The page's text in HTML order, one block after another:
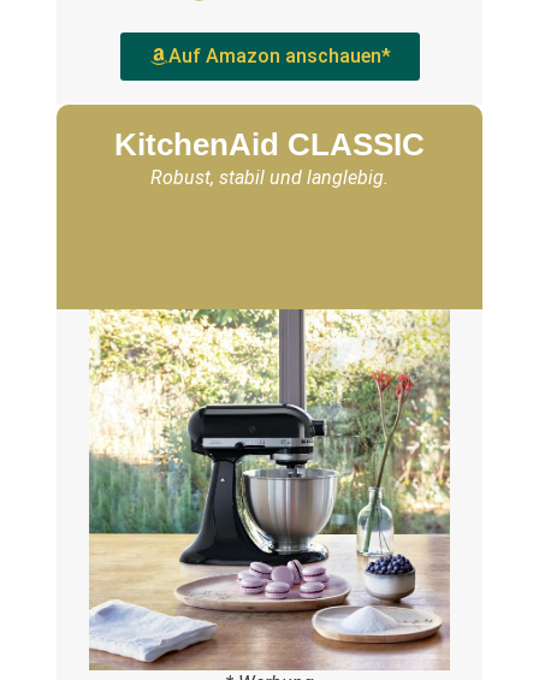
Auf Amazon anschauen*
KitchenAid CLASSIC
Robust, stabil und langlebig.